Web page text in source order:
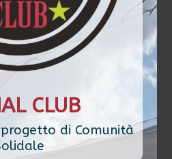
CLUB
di Comunità